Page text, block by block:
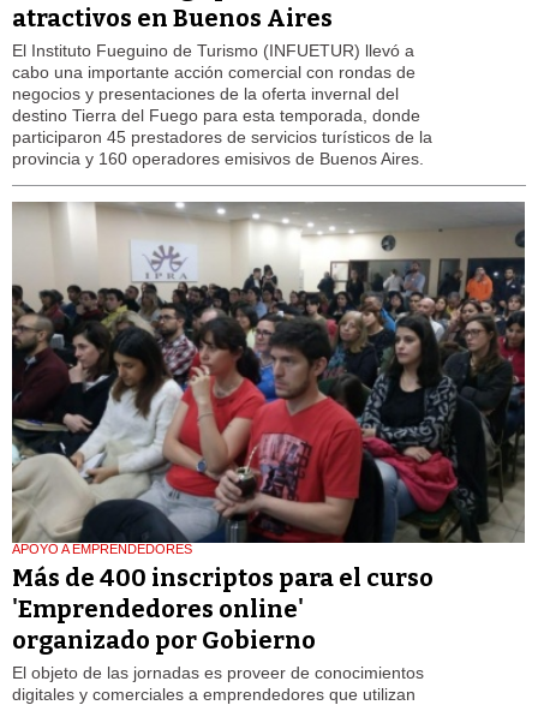
atractivos en Buenos Aires
El Instituto Fueguino de Turismo (INFUETUR) llevó a
cabo una importante acción comercial con rondas de
negocios y presentaciones de la oferta invernal del
destino Tierra del Fuego para esta temporada, donde
participaron 45 prestadores de servicios turísticos de la
provincia y 160 operadores emisivos de Buenos Aires.
APOYO A EMPRENDEDORES
Más de 400 inscriptos para el curso
'Emprendedores online'
organizado por Gobierno
El objeto de las jornadas es proveer de conocimientos
digitales y comerciales a emprendedores que utilizan